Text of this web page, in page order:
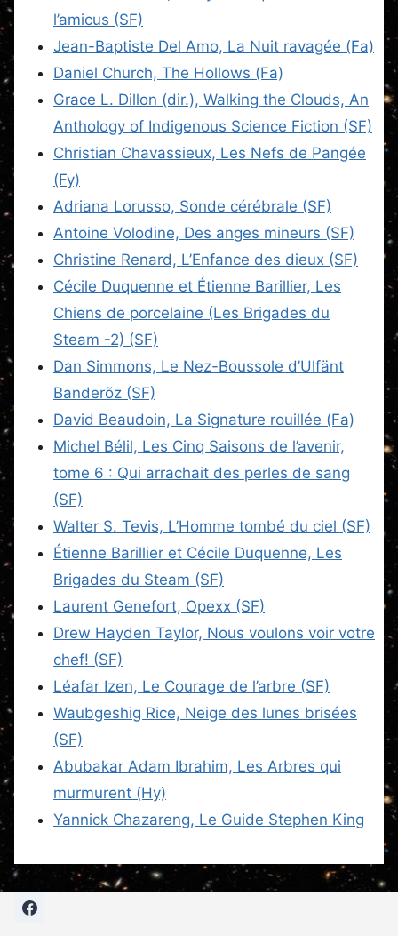
l’amicus (SF)
Jean-Baptiste Del Amo, La Nuit ravagée (Fa)
Daniel Church, The Hollows (Fa)
Grace L. Dillon (dir.), Walking the Clouds, An
Anthology of Indigenous Science Fiction (SF)
Christian Chavassieux, Les Nefs de Pangée
(Fy)
Adriana Lorusso, Sonde cérébrale (SF)
Antoine Volodine, Des anges mineurs (SF)
Christine Renard, L’Enfance des dieux (SF)
Cécile Duquenne et Étienne Barillier, Les
Chiens de porcelaine (Les Brigades du
Steam -2) (SF)
Dan Simmons, Le Nez-Boussole d’Ulfänt
Banderõz (SF)
David Beaudoin, La Signature rouillée (Fa)
Michel Bélil, Les Cinq Saisons de l’avenir,
tome 6 : Qui arrachait des perles de sang
(SF)
Walter S. Tevis, L’Homme tombé du ciel (SF)
Étienne Barillier et Cécile Duquenne, Les
Brigades du Steam (SF)
Laurent Genefort, Opexx (SF)
Drew Hayden Taylor, Nous voulons voir votre
chef! (SF)
Léafar Izen, Le Courage de l’arbre (SF)
Waubgeshig Rice, Neige des lunes brisées
(SF)
Abubakar Adam Ibrahim, Les Arbres qui
murmurent (Hy)
Yannick Chazareng, Le Guide Stephen King